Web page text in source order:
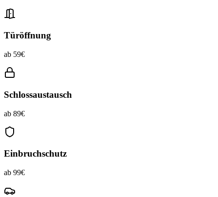
Türöffnung
ab 59€
Schlossaustausch
ab 89€
Einbruchschutz
ab 99€